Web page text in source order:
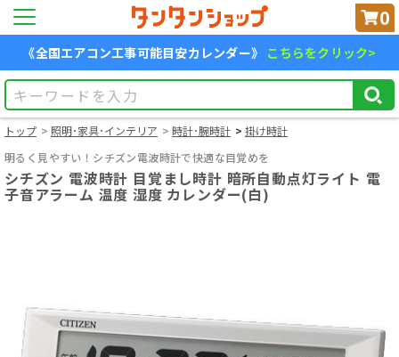
0
《全国エアコン工事可能目安カレンダー》 こちらをクリック>
トップ 照明･家具･インテリア 時計･腕時計
掛け時計
明るく見やすい！シチズン電波時計で快適な目覚めを
シチズン 電波時計 目覚まし時計 暗所自動点灯ライト 電
子音アラーム 温度 湿度 カレンダー(白)